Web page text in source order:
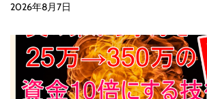
2026年8月7日